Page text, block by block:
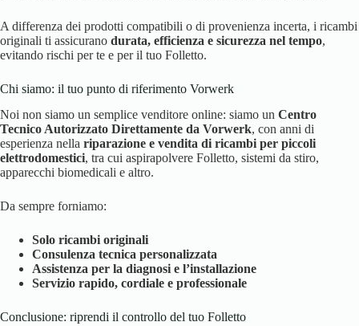
A differenza dei prodotti compatibili o di provenienza incerta, i ricambi
originali ti assicurano durata, efficienza e sicurezza nel tempo,
evitando rischi per te e per il tuo Folletto.
Chi siamo: il tuo punto di riferimento Vorwerk
Noi non siamo un semplice venditore online: siamo un Centro
Tecnico Autorizzato Direttamente da Vorwerk, con anni di
esperienza nella riparazione e vendita di ricambi per piccoli
elettrodomestici, tra cui aspirapolvere Folletto, sistemi da stiro,
apparecchi biomedicali e altro.
Da sempre forniamo:
Solo ricambi originali
Consulenza tecnica personalizzata
Assistenza per la diagnosi e l’installazione
Servizio rapido, cordiale e professionale
Conclusione: riprendi il controllo del tuo Folletto